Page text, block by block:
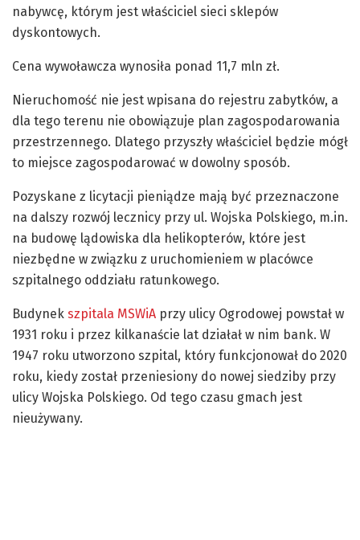
nabywcę, którym jest właściciel sieci sklepów
dyskontowych.
Cena wywoławcza wynosiła ponad 11,7 mln zł.
Nieruchomość nie jest wpisana do rejestru zabytków, a
dla tego terenu nie obowiązuje plan zagospodarowania
przestrzennego. Dlatego przyszły właściciel będzie mógł
to miejsce zagospodarować w dowolny sposób.
Pozyskane z licytacji pieniądze mają być przeznaczone
na dalszy rozwój lecznicy przy ul. Wojska Polskiego, m.in.
na budowę lądowiska dla helikopterów, które jest
niezbędne w związku z uruchomieniem w placówce
szpitalnego oddziału ratunkowego.
Budynek szpitala MSWiA przy ulicy Ogrodowej powstał w
1931 roku i przez kilkanaście lat działał w nim bank. W
1947 roku utworzono szpital, który funkcjonował do 2020
roku, kiedy został przeniesiony do nowej siedziby przy
ulicy Wojska Polskiego. Od tego czasu gmach jest
nieużywany.